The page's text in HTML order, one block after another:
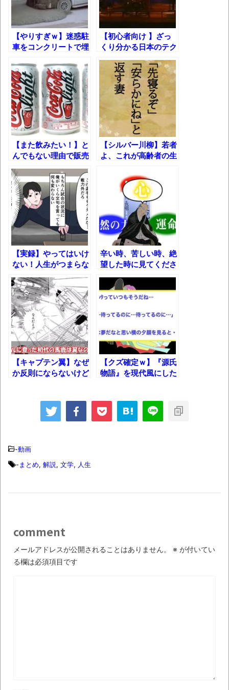
オーストラリアの男性飛行家 太平洋横断
飛行
【中国】パトカーの前で好演技www当たり
屋やお煽り運転など盛りだくさん
「ム、ムリです・・・」メガネ美人ナース
に入院中のオレのオナサポ懇願したら・・・
「ム、ムリです・・・」メガネ美人ナース
に入院中のオレのオナサポ懇願したら・・・
ナチスドイツは何故バルバロッサ作戦とか
いう無茶に踏み切ってしまったのか
ブログお引越しのお知らせ
まるで親子のような子猫とシェパード
【極画像】名古屋の地下鉄
wwwwwwwwwwww
全方位青い芝包囲網すぎて色々見失う、新
しい仕事観
見ていると！悲しくなってしまう猫の画像
の数々！！
Powered by livedoor 相互RSS
【やりすぎｗ】迷惑駐
車をコンクリートで埋
【初心者向け 】ざっ
くり分かる日本のテク
ノの歴史
【また飲みたい！】と
んでもない理由で販売
中止になった飲み物
20選ｗ
【シルバー川柳】若者
よ、これが高齢者の生
【実録】やってはいけ
ない！人生がつまらな
くなる5つのこと
辛い時、苦しい時、絶
望した時に見てくださ
い。鴨長明『方丈記』
【キャプテン翼】なぜ
か反則にならないけど
【クズ確定ｗ】『源氏
物語』を現代風にした
-動画
- まとめ, 解説, 文学, 人生
comment
メールアドレスが公開されることはありません。 ※ が付いてい
る欄は必須項目です